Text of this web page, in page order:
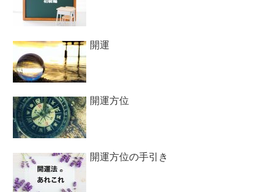
開運
開運方位
開運方位の手引き